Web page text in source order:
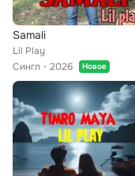
Samali
Lil Play
Сингл
2026 Новое